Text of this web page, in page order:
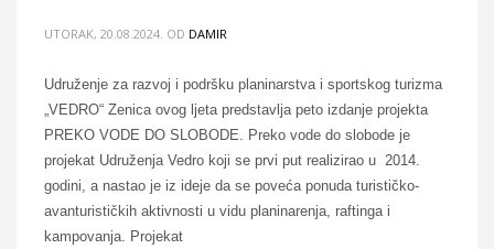
UTORAK, 20.08.2024. OD DAMIR
Udruženje za razvoj i podršku planinarstva i sportskog turizma
„VEDRO“ Zenica ovog ljeta predstavlja peto izdanje projekta
PREKO VODE DO SLOBODE. Preko vode do slobode je
projekat Udruženja Vedro koji se prvi put realizirao u 2014.
godini, a nastao je iz ideje da se poveća ponuda turističko-
avanturističkih aktivnosti u vidu planinarenja, raftinga i
kampovanja. Projekat